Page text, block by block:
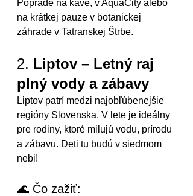
Poprade na káve, v AquaCity alebo
na krátkej pauze v botanickej
záhrade v Tatranskej Štrbe.
2. Liptov – Letný raj
plný vody a zábavy
Liptov patrí medzi najobľúbenejšie
regióny Slovenska. V lete je ideálny
pre rodiny, ktoré milujú vodu, prírodu
a zábavu. Deti tu budú v siedmom
nebi!
🌊 Čo zažiť: